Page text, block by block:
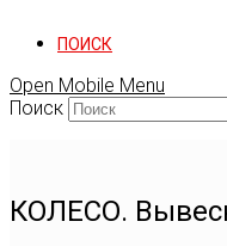
ПОИСК
Open Mobile Menu
Поиск
КОЛЕСО.